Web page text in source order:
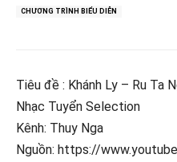
CHƯƠNG TRÌNH BIỂU DIỄN
Tiêu đề : Khánh Ly – Ru Ta
Nhạc Tuyển Selection
Kênh: Thuy Nga
Nguồn: https://